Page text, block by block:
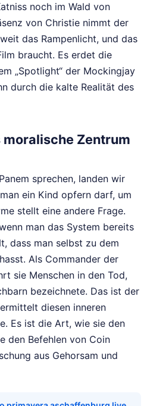
noch im Wald von
von Christie nimmt der
das Rampenlicht, und das
braucht. Es erdet die
„Spotlight“ der Mockingjay
durch die kalte Realität des
moralische Zentrum
sprechen, landen wir
ein Kind opfern darf, um
stellt eine andere Frage.
man das System bereits
dass man selbst zu dem
Als Commander der
sie Menschen in den Tod,
bezeichnete. Das ist der
diesen inneren
Es ist die Art, wie sie den
den Befehlen von Coin
aus Gehorsam und